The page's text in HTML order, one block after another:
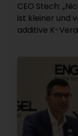
CEO Stech:
ist kleiner und
additive K-